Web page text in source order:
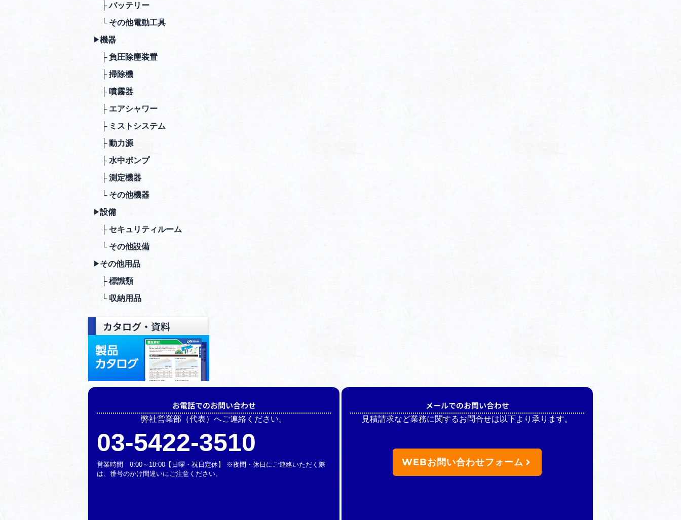
├ バッテリー
└ その他電動⼯具
▶︎機器
├ 負圧除塵装置
├ 掃除機
├ 噴霧器
├ エアシャワー
├ ミストシステム
├ 動⼒源
├ ⽔中ポンプ
├ 測定機器
└ その他機器
▶︎設備
├ セキュリティルーム
└ その他設備
▶︎ その他⽤品
├ 標識類
└ 収納⽤品
カタログ・資料
お電話でのお問い合わせ
弊社営業部（代表）へご連絡ください。
03-5422-3510
営業時間 8:00～18:00【日曜・祝日定休】 ※夜間・休日にご連絡いただく際
は、番号のかけ間違いにご注意ください。
メールでのお問い合わせ
見積請求など業務に関するお問合せは以下より承ります。
WEBお問い合わせフォーム